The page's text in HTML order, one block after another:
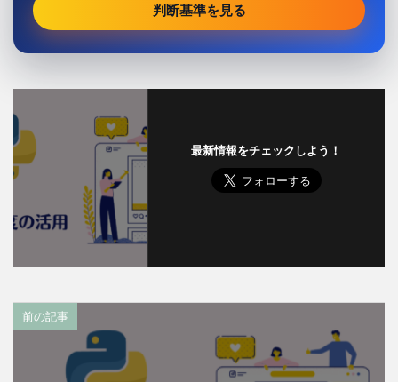
判断基準を見る
最新情報をチェックしよう！
前の記事